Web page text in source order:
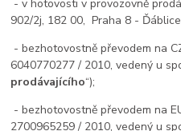
- v hotovosti v provozovně
902/2j, 182 00, Praha 8 -
- bezhotovostně převodem na
6040770277 / 2010, vedený u
prodávajícího“);
- bezhotovostně převodem na
2700965259 / 2010, vedený u